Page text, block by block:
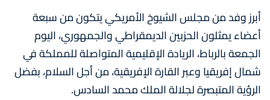
أبرز وفد من مجلس الشيوخ الأمريكي يتكون من سبعة
أعضاء يمثلون الحزبين الديمقراطي والجمهوري، اليوم
الجمعة بالرباط، الريادة الإقليمية المتواصلة للمملكة في
شمال إفريقيا وعبر القارة الإفريقية، من أجل السلام، بفضل
الرؤية المتبصرة لجلالة الملك محمد السادس.